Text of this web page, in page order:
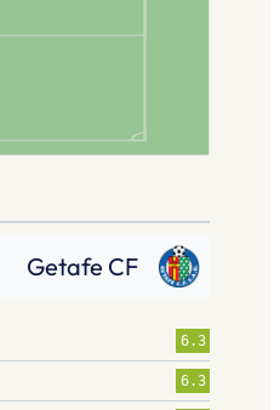
Getafe CF
6.3
6.3